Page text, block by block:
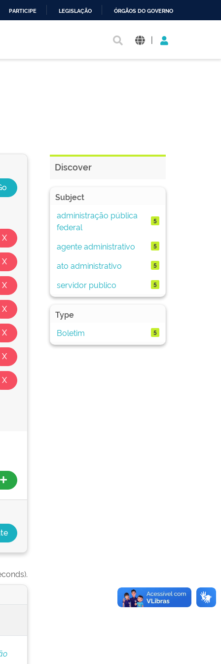
PARTICIPE LEGISLAÇÃO ÓRGÃOS DO GOVERNO
|
Discover
Subject
administração pública
federal
5
agente administrativo 5
ato administrativo 5
servidor publico 5
Type
Boletim
5